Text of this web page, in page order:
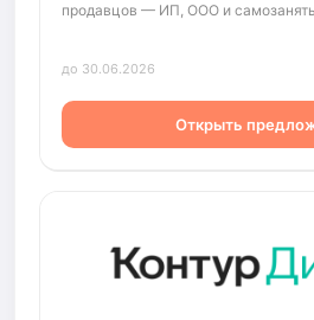
продавцов — ИП, ООО и
до 30.06.2026
Открыть